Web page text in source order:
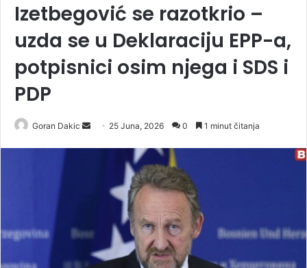
Izetbegović se razotkrio –
uzda se u Deklaraciju EPP-a,
potpisnici osim njega i SDS i
PDP
Goran Dakic
m
a
25 Juna, 2026 0 1 minut čitanja